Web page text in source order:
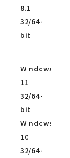
8.1
32/64-
bit
Windows
11
32/64-
bit
Windows
10
32/64-